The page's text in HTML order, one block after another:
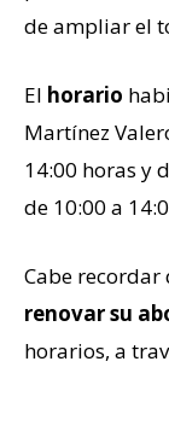
de ampliar el
El horario
Martínez
14:00 horas y
de 10:00 a
Cabe recordar
renovar su
horarios, a